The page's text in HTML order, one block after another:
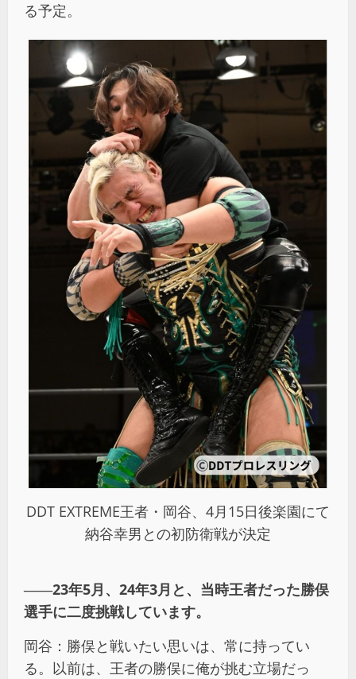
る予定。
DDT EXTREME王者・岡谷、4月15日後楽園にて
納谷幸男との初防衛戦が決定
――23年5月、24年3月と、当時王者だった勝俣
選手に二度挑戦しています。
岡谷：勝俣と戦いたい思いは、常に持ってい
る。以前は、王者の勝俣に俺が挑む立場だっ